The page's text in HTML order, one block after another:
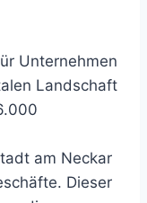
Unternehmen
Landschaft
am Neckar
Dieser